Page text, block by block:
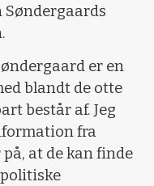
er en
blandt de otte
består af. Jeg
fra
at de kan finde